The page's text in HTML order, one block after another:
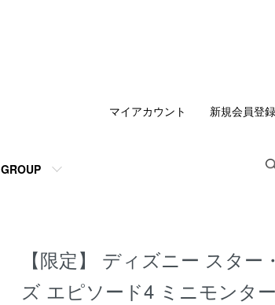
GROUP
マイアカウント 新規会員登録
【限定】 ディズニー スター
ズ エピソード4 ミニモンタ